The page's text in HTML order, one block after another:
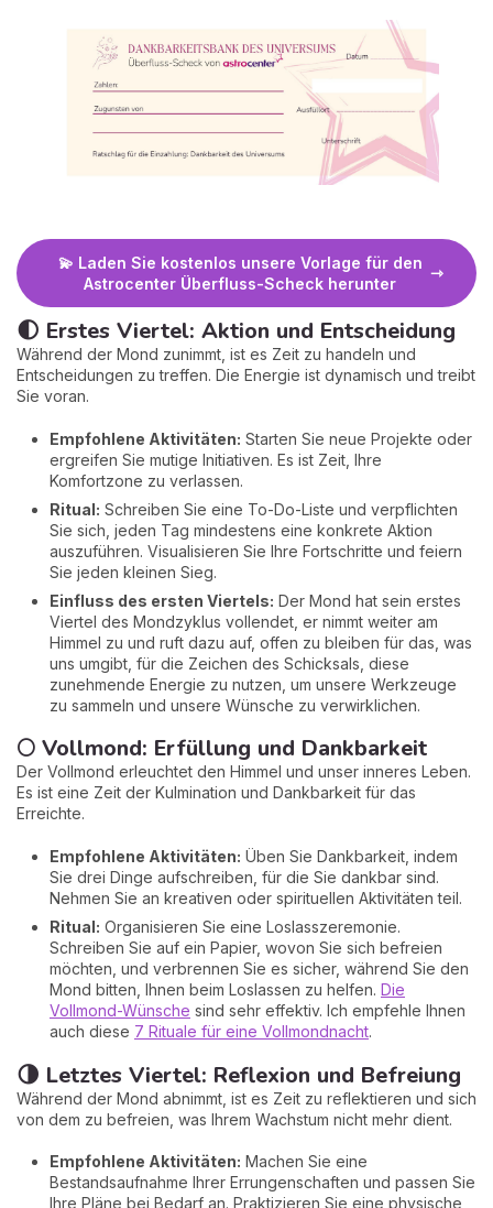
💫 Laden Sie kostenlos unsere Vorlage für den
Astrocenter Überfluss-Scheck herunter
🌓 Erstes Viertel: Aktion und Entscheidung
Während der Mond zunimmt, ist es Zeit zu handeln und
Entscheidungen zu treffen. Die Energie ist dynamisch und treibt
Sie voran.
Empfohlene Aktivitäten: Starten Sie neue Projekte oder
ergreifen Sie mutige Initiativen. Es ist Zeit, Ihre
Komfortzone zu verlassen.
Ritual: Schreiben Sie eine To-Do-Liste und verpflichten
Sie sich, jeden Tag mindestens eine konkrete Aktion
auszuführen. Visualisieren Sie Ihre Fortschritte und feiern
Sie jeden kleinen Sieg.
Einfluss des ersten Viertels: Der Mond hat sein erstes
Viertel des Mondzyklus vollendet, er nimmt weiter am
Himmel zu und ruft dazu auf, offen zu bleiben für das, was
uns umgibt, für die Zeichen des Schicksals, diese
zunehmende Energie zu nutzen, um unsere Werkzeuge
zu sammeln und unsere Wünsche zu verwirklichen.
🌕 Vollmond: Erfüllung und Dankbarkeit
Der Vollmond erleuchtet den Himmel und unser inneres Leben.
Es ist eine Zeit der Kulmination und Dankbarkeit für das
Erreichte.
Empfohlene Aktivitäten: Üben Sie Dankbarkeit, indem
Sie drei Dinge aufschreiben, für die Sie dankbar sind.
Nehmen Sie an kreativen oder spirituellen Aktivitäten teil.
Ritual: Organisieren Sie eine Loslasszeremonie.
Schreiben Sie auf ein Papier, wovon Sie sich befreien
möchten, und verbrennen Sie es sicher, während Sie den
Mond bitten, Ihnen beim Loslassen zu helfen. Die
Vollmond-Wünsche sind sehr effektiv. Ich empfehle Ihnen
auch diese 7 Rituale für eine Vollmondnacht.
🌗 Letztes Viertel: Reflexion und Befreiung
Während der Mond abnimmt, ist es Zeit zu reflektieren und sich
von dem zu befreien, was Ihrem Wachstum nicht mehr dient.
Empfohlene Aktivitäten: Machen Sie eine
Bestandsaufnahme Ihrer Errungenschaften und passen Sie
Ihre Pläne bei Bedarf an. Praktizieren Sie eine physische